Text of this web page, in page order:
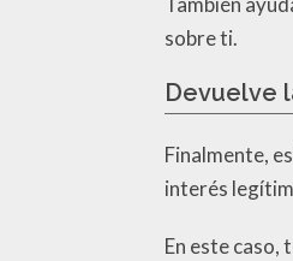
sobre ti.
Devuelve
Finalmente,
interés
En este caso,